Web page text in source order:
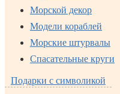
Морской декор
Модели кораблей
Морские штурвалы
Спасательные круги
Подарки с символикой